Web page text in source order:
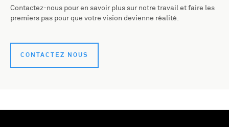
Contactez-nous pour en savoir plus sur notre travail et faire les
premiers pas pour que votre vision devienne réalité.
CONTACTEZ NOUS